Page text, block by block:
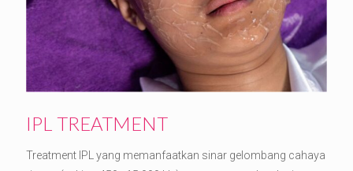
IPL TREATMENT
Treatment IPL yang memanfaatkan sinar gelombang cahaya